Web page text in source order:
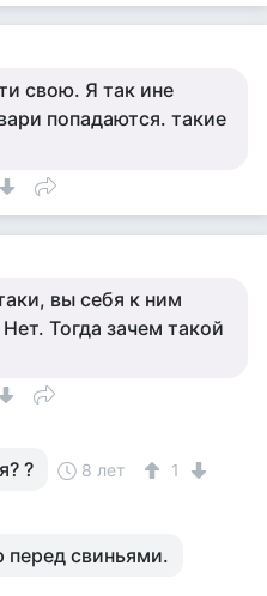
свою. Я так ине
попадаются. такие
вы себя к ним
Тогда зачем такой
? 8 лет 1
перед свиньями.